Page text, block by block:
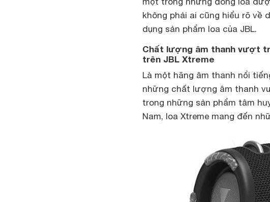
không phải ai cũng hiểu rõ về
dụng sản phẩm loa của JBL.
Chất lượng âm thanh vượt
trên JBL Xtreme
Là một hãng âm thanh nổi
những chất lượng âm thanh
trong những sản phẩm tâm
Nam, loa Xtreme mang đến